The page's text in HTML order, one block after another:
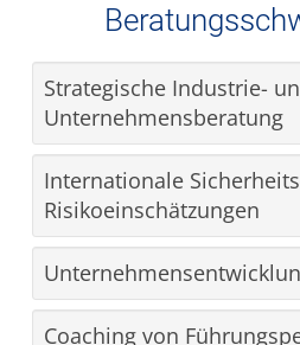
Strategische Industrie-
Unternehmensberatung
Internationale
Risikoeinschätzungen
Coaching von